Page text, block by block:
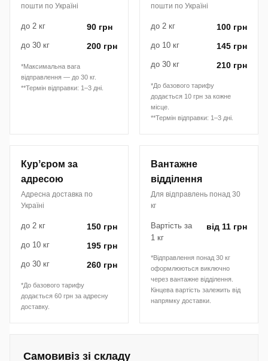
пошти по Україні
до 2 кг 90 грн
до 30 кг 200 грн
*Максимальна вага
відправлення — до 30 кг.
**Термін відправки: 1–3 дні.
пошти по Україні
до 2 кг 100 грн
до 10 кг 145 грн
до 30 кг 210 грн
*До базового тарифу
додається 10 грн за кожне
місце.
**Термін відправки: 1–3 дні.
Курʼєром за
адресою
Адресна доставка по
Україні
до 2 кг 150 грн
до 10 кг 195 грн
до 30 кг 260 грн
*До базового тарифу
додається 60 грн за адресну
доставку.
Вантажне
відділення
Для відправлень понад 30
кг
Вартість за
1 кг
від 11 грн
*Відправлення понад 30 кг
оформлюються виключно
через вантажне відділення.
Кінцева вартість залежить від
напрямку доставки.
Самовивіз зі складу